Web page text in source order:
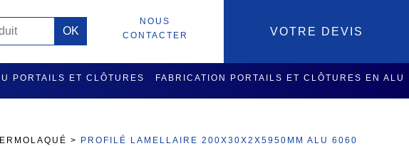
VOTRE DEVIS
NOUS
CONTACTER
PORTAILS ET CLÔTURES FABRICATION PORTAILS ET CLÔTURES EN ALU
>
PROFILÉ LAMELLAIRE 200X30X2X5950MM ALU 6060